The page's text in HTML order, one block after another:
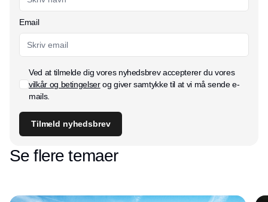
Email
Ved at tilmelde dig vores nyhedsbrev accepterer du vores
vilkår og betingelserog giver samtykke til at vi må sende e-
mails.
Tilmeld nyhedsbrev
Se flere temaer